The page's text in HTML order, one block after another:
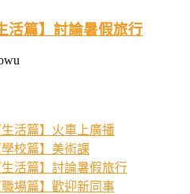
活篇】討論暑假旅行
活篇】火車上廣播
校篇】美術課
活篇】討論暑假旅行
場篇】歡迎新同事